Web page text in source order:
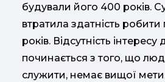
будували його 400 років.
втратила здатність
років. Відсутність
починається з того, що
служити, немає вищої